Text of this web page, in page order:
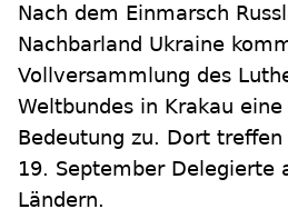
Nach dem Einmarsch
Nachbarland Ukraine
Vollversammlung des
Weltbundes in Krakau
Bedeutung zu. Dort
19. September Delegierte
Ländern.